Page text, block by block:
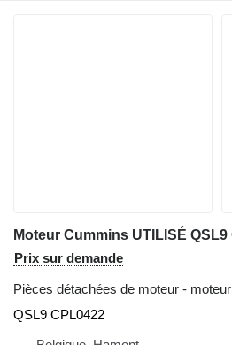
Prix sur demande
Pièces détachées de moteur - moteur
QSL9 CPL0422